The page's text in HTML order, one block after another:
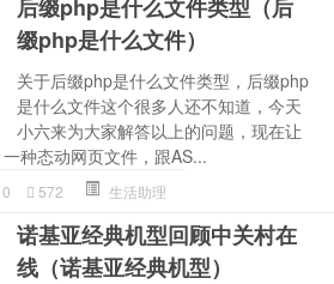
后缀php是什么文件类型（后
缀php是什么文件）
关于后缀php是什么文件类型，后缀php
是什么文件这个很多人还不知道，今天
小六来为大家解答以上的问题，现在让
种态动网页文件，跟AS...
0 572 生活助理
诺基亚经典机型回顾中关村在
线（诺基亚经典机型）